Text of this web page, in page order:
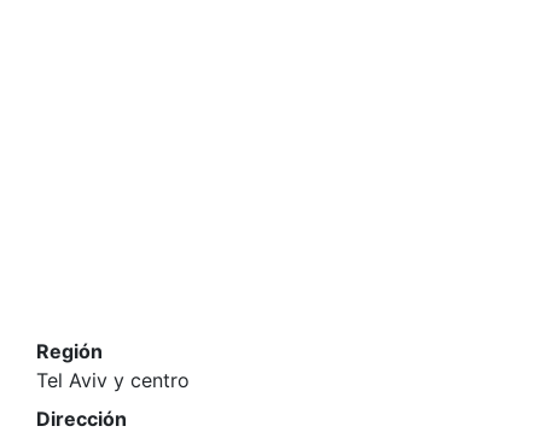
Región
Tel Aviv y centro
Dirección